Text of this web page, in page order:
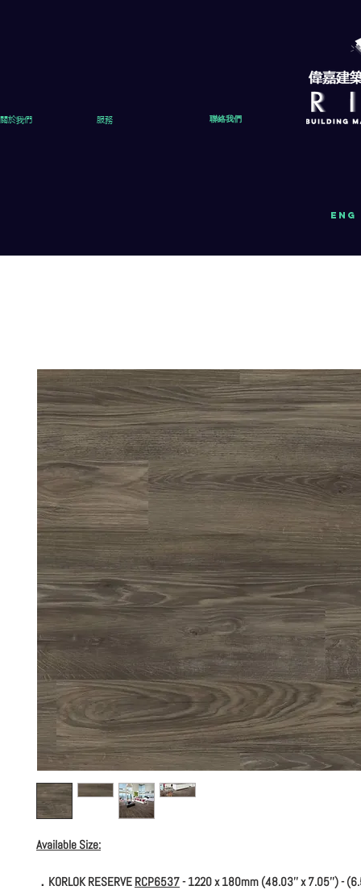
關於我們 服務 聯絡我們
eng
Available Size:
．KORLOK RESERVE RCP6537- 1220 x 180mm (48.03'' x 7.05'') -